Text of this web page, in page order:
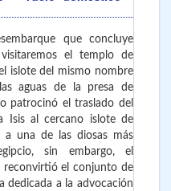
que concluye
el templo de
islote del mismo nombre
aguas de la presa de
patrocinó el traslado del
Isis al cercano islote de
a una de las diosas más
sin embargo, el
reconvirtió el conjunto de
dedicada a la advocación